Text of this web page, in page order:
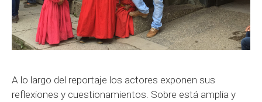
A lo largo del reportaje los actores exponen sus
reflexiones y cuestionamientos. Sobre está amplia y